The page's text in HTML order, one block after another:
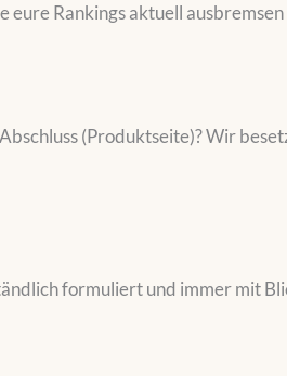
Rankings aktuell ausbremsen
(Produktseite)? Wir
formuliert und immer mit